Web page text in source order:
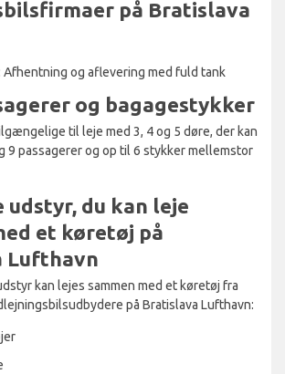
på Bratislava
og aflevering med fuld tank
og bagagestykker
til leje med 3, 4 og 5 døre, der kan
9 passagerer og op til 6 stykker mellemstor
udstyr, du kan leje
et køretøj på
Lufthavn
kan lejes sammen med et køretøj fra
på Bratislava Lufthavn: